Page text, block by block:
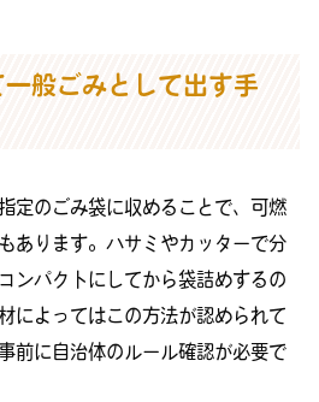
般ごみとして出す手
定のごみ袋に収めることで、可燃
あります。ハサミやカッターで分
ンパクトにしてから袋詰めするの
によってはこの方法が認められて
前に自治体のルール確認が必要で